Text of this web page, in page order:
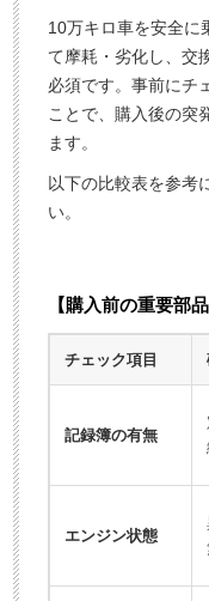
10万キロ車を安全に
て摩耗・劣化し、交
必須です。事前にチ
ことで、購入後の突
ます。
以下の比較表を参考
い。
【購入前の重要部
チェック項目
記録簿の有無
エンジン状態